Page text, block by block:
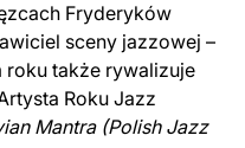
Fryderyków
sceny jazzowej –
roku także rywalizuje
Roku Jazz
Mantra (Polish Jazz